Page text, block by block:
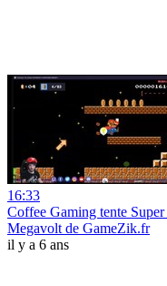
16:33
Coffee Gaming tente
Megavolt de GameZik.fr
il y a 6 ans